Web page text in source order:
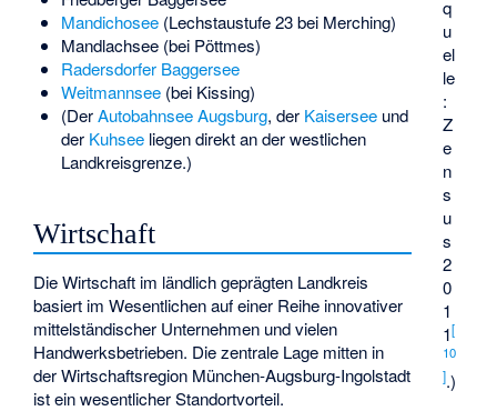
q
u
el
le
:
Z
e
n
s
u
s
2
0
1
1[
10
].)
Mandichosee(Lechstaustufe 23 bei Merching)
Mandlachsee(bei Pöttmes)
Radersdorfer Baggersee
Weitmannsee(bei Kissing)
(DerAutobahnsee Augsburg, der Kaiserseeund
der Kuhseeliegen direkt an der westlichen
Landkreisgrenze.)
Wirtschaft
Die Wirtschaft im ländlich geprägten Landkreis
basiert im Wesentlichen auf einer Reihe innovativer
mittelständischer Unternehmen und vielen
Handwerksbetrieben. Die zentrale Lage mitten in
der Wirtschaftsregion München-Augsburg-Ingolstadt
ist ein wesentlicher Standortvorteil.